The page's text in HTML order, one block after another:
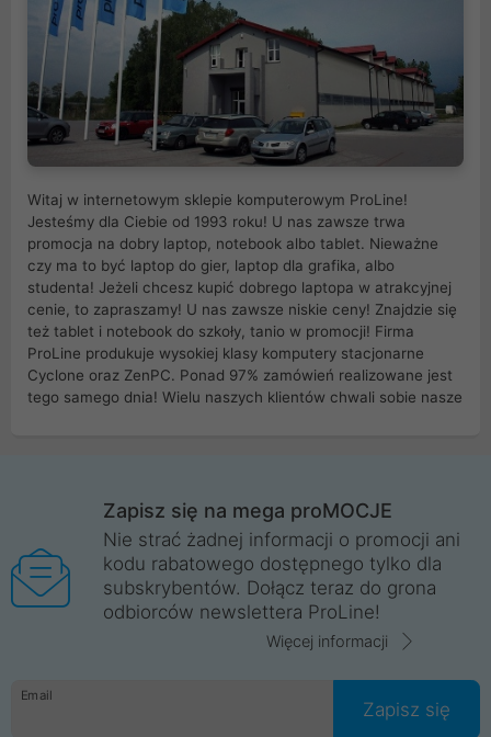
Witaj w internetowym sklepie komputerowym ProLine!
Jesteśmy dla Ciebie od 1993 roku! U nas zawsze trwa
promocja na dobry laptop, notebook albo tablet. Nieważne
czy ma to być laptop do gier, laptop dla grafika, albo
studenta! Jeżeli chcesz kupić dobrego laptopa w atrakcyjnej
cenie, to zapraszamy! U nas zawsze niskie ceny! Znajdzie się
też tablet i notebook do szkoły, tanio w promocji! Firma
ProLine produkuje wysokiej klasy komputery stacjonarne
Cyclone oraz ZenPC. Ponad 97% zamówień realizowane jest
tego samego dnia! Wielu naszych klientów chwali sobie nasze
Wrocław, Poznań, Legnica, Katowice, Gliwice, Kalisz, Bytom,
Trzebnica, Opole. Szybka i profesjonalna obsługa!
ProLine to polska firma ze 100% polskim kapitałem. Działamy
legalnie i płacimy podatki w naszym kraju! Posiadamy siedzibę
główną w Mirkowie oraz salony na terenie kraju. Cała
komunikacja ze sklepem komputerowym ProLine jest
danych osobowych. Dlatego zakup notebooka albo laptopa w
ProLine to czysta przyjemność i pełne bezpieczeństwo.
Zaopatrzysz się u nas w akcesoria i części komputerowe
Zapisz się na mega proMOCJE
Nie strać żadnej informacji o promocji ani
kodu rabatowego dostępnego tylko dla
subskrybentów. Dołącz teraz do grona
odbiorców newslettera ProLine!
Więcej informacji
Email
Zapisz się